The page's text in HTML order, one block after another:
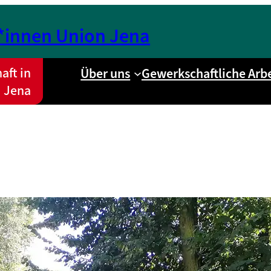
Union Jena
in
Jena
Über uns Gewerkschaftliche
Unsere Arbeitskämpfe